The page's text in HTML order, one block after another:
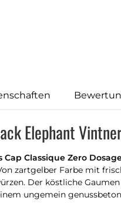
Elephant
Classique Zero
zartgelber Farbe mit
Der köstliche
ungemein